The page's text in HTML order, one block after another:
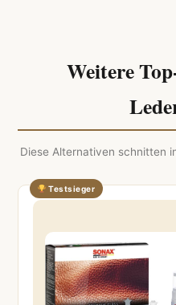
Weitere
Diese Alternativen schnitten
Testsieger